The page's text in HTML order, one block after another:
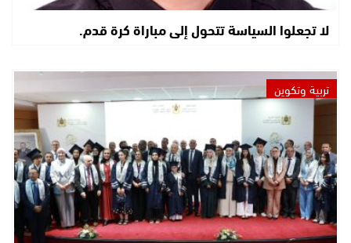
لا تجعلوا السياسة تتحول إلى مباراة كرة قدم.
تربية وتكوين